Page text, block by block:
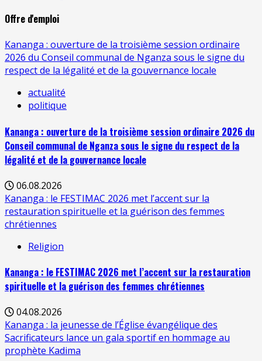
Offre d'emploi
Kananga : ouverture de la troisième session ordinaire
2026 du Conseil communal de Nganza sous le signe du
respect de la légalité et de la gouvernance locale
actualité
politique
Kananga : ouverture de la troisième session ordinaire 2026 du
Conseil communal de Nganza sous le signe du respect de la
légalité et de la gouvernance locale
06.08.2026
Kananga : le FESTIMAC 2026 met l’accent sur la
restauration spirituelle et la guérison des femmes
chrétiennes
Religion
Kananga : le FESTIMAC 2026 met l’accent sur la restauration
spirituelle et la guérison des femmes chrétiennes
04.08.2026
Kananga : la jeunesse de l’Église évangélique des
Sacrificateurs lance un gala sportif en hommage au
prophète Kadima